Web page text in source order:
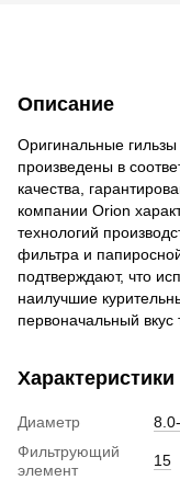
Описание
Оригинальные
произведены в
качества,
компании Orion
технологий
фильтра и
подтверждают, что
наилучшие
первоначальный вкус
Характеристики
Диаметр
Фильтрующий
элемент
15